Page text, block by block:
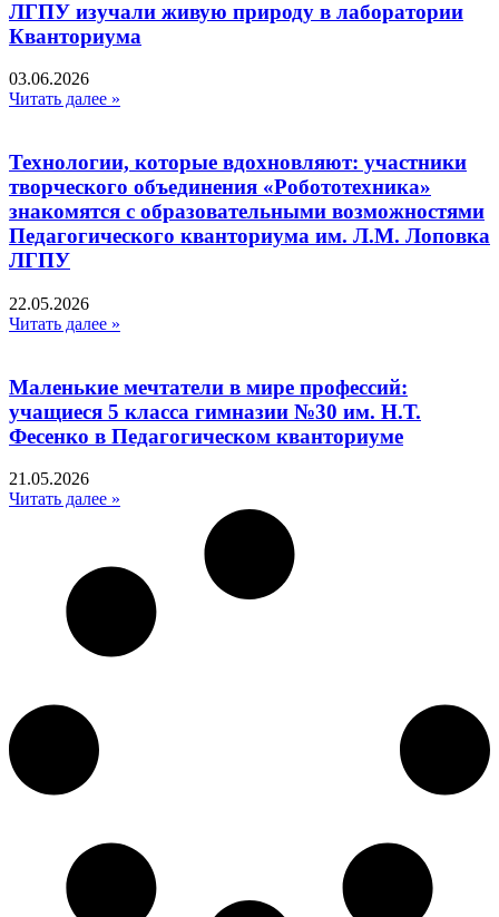
ЛГПУ изучали живую природу в лаборатории
Кванториума
03.06.2026
Читать далее »
Технологии, которые вдохновляют: участники
творческого объединения «Робототехника»
знакомятся с образовательными возможностями
Педагогического кванториума им. Л.М. Лоповка
ЛГПУ
22.05.2026
Читать далее »
Маленькие мечтатели в мире профессий:
учащиеся 5 класса гимназии №30 им. Н.Т.
Фесенко в Педагогическом кванториуме
21.05.2026
Читать далее »